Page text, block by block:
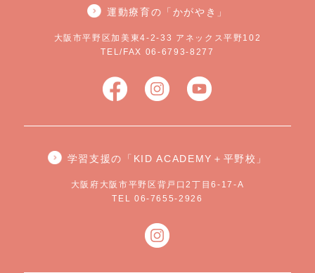
運動療育の「かがやき」
大阪市平野区加美東4-2-33 アネックス平野102
TEL/FAX 06-6793-8277
学習支援の「KID ACADEMY＋平野校」
大阪府大阪市平野区背戸口2丁目6-17-A
TEL 06-7655-2926